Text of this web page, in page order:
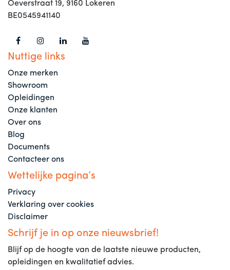
Oeverstraat 19, 9160 Lokeren
BE0545941140
Nuttige links
Onze merken
Showroom
Opleidingen
Onze klanten
Over ons
Blog
Documents
Contacteer ons
Wettelijke pagina’s
Privacy
Verklaring over cookies
Disclaimer
Schrijf je in op onze nieuwsbrief!
Blijf op de hoogte van de laatste nieuwe producten,
opleidingen en kwalitatief advies.